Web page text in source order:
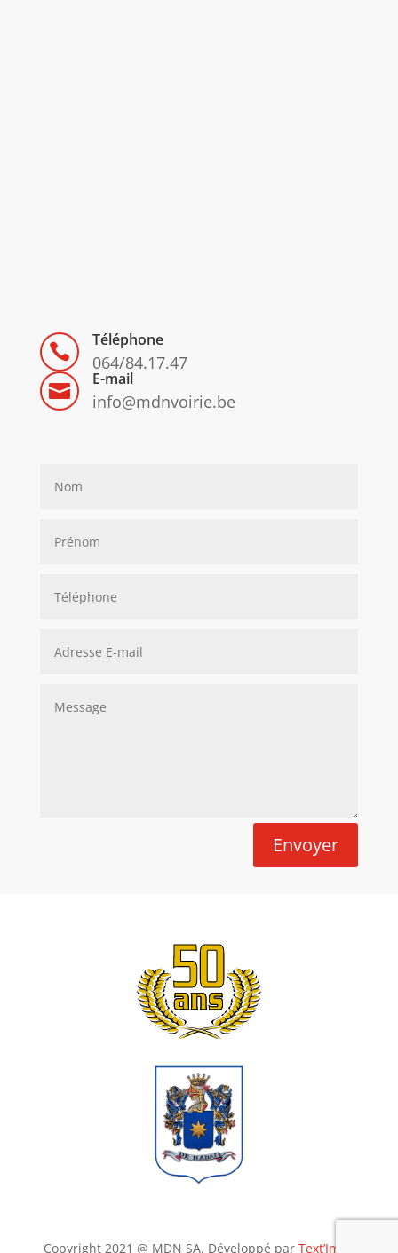

Téléphone
064/84.17.47

E-mail
info@mdnvoirie.be
Envoyer
Copyright 2021 @ MDN SA. Développé par Text’Imag